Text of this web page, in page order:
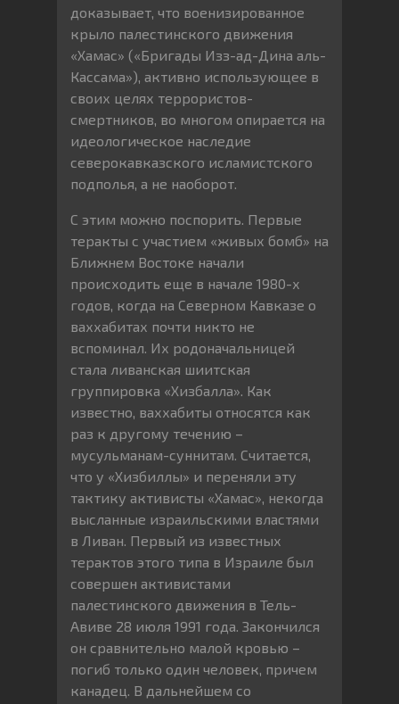
доказывает, что военизированное
крыло палестинского движения
«Хамас» («Бригады Изз-ад-Дина аль-
Кассама»), активно использующее в
своих целях террористов-
смертников, во многом опирается на
идеологическое наследие
северокавказского исламистского
подполья, а не наоборот.
С этим можно поспорить. Первые
теракты с участием «живых бомб» на
Ближнем Востоке начали
происходить еще в начале 1980-х
годов, когда на Северном Кавказе о
ваххабитах почти никто не
вспоминал. Их родоначальницей
стала ливанская шиитская
группировка «Хизбалла». Как
известно, ваххабиты относятся как
раз к другому течению –
мусульманам-суннитам. Считается,
что у «Хизбиллы» и переняли эту
тактику активисты «Хамас», некогда
высланные израильскими властями
в Ливан. Первый из известных
терактов этого типа в Израиле был
совершен активистами
палестинского движения в Тель-
Авиве 28 июля 1991 года. Закончился
он сравнительно малой кровью –
погиб только один человек, причем
канадец. В дальнейшем со